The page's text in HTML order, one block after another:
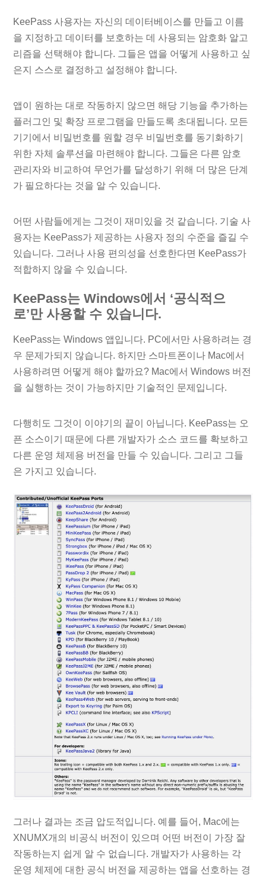
KeePass 사용자는 자신의 데이터베이스를 만들고 이름
을 지정하고 데이터를 보호하는 데 사용되는 암호화 알고
리즘을 선택해야 합니다. 그들은 앱을 어떻게 사용하고 싶
은지 스스로 결정하고 설정해야 합니다.
앱이 원하는 대로 작동하지 않으면 해당 기능을 추가하는
플러그인 및 확장 프로그램을 만들도록 초대됩니다. 모든
기기에서 비밀번호를 원할 경우 비밀번호를 동기화하기
위한 자체 솔루션을 마련해야 합니다. 그들은 다른 암호
관리자와 비교하여 무언가를 달성하기 위해 더 많은 단계
가 필요하다는 것을 알 수 있습니다.
어떤 사람들에게는 그것이 재미있을 것 같습니다. 기술 사
용자는 KeePass가 제공하는 사용자 정의 수준을 즐길 수
있습니다. 그러나 사용 편의성을 선호한다면 KeePass가
적합하지 않을 수 있습니다.
KeePass는 Windows에서 ‘공식적으
로’만 사용할 수 있습니다.
KeePass는 Windows 앱입니다. PC에서만 사용하려는 경
우 문제가되지 않습니다. 하지만 스마트폰이나 Mac에서
사용하려면 어떻게 해야 할까요? Mac에서 Windows 버전
을 실행하는 것이 가능하지만 기술적인 문제입니다.
다행히도 그것이 이야기의 끝이 아닙니다. KeePass는 오
픈 소스이기 때문에 다른 개발자가 소스 코드를 확보하고
다른 운영 체제용 버전을 만들 수 있습니다. 그리고 그들
은 가지고 있습니다.
그러나 결과는 조금 압도적입니다. 예를 들어, Mac에는
XNUMX개의 비공식 버전이 있으며 어떤 버전이 가장 잘
작동하는지 쉽게 알 수 없습니다. 개발자가 사용하는 각
운영 체제에 대한 공식 버전을 제공하는 앱을 선호하는 경